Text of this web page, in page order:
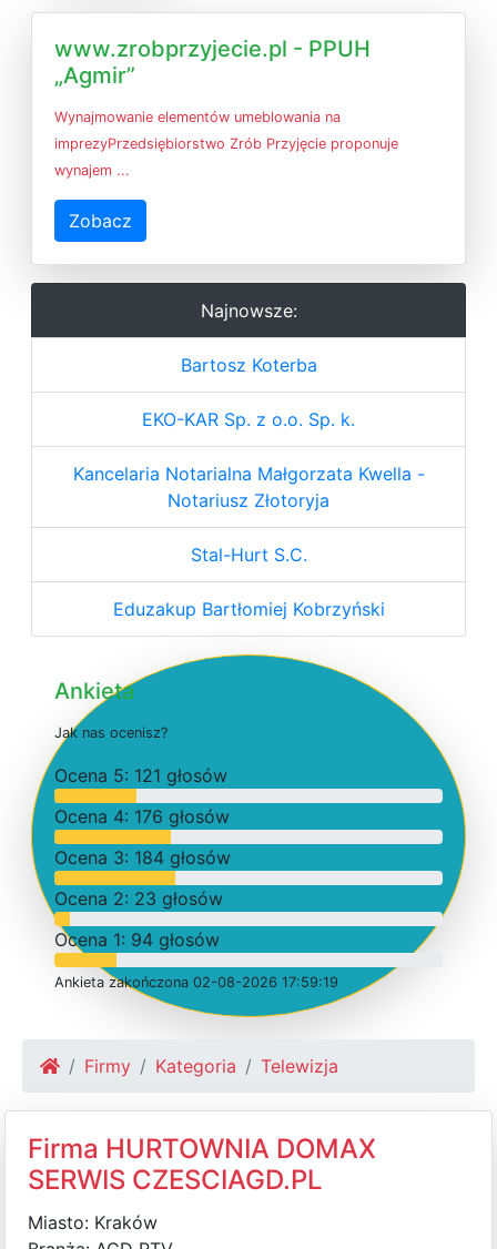
www.zrobprzyjecie.pl - PPUH
„Agmir”
Wynajmowanie elementów umeblowania na
imprezyPrzedsiębiorstwo Zrób Przyjęcie proponuje
wynajem ...
Zobacz
Najnowsze:
Bartosz Koterba
EKO-KAR Sp. z o.o. Sp. k.
Kancelaria Notarialna Małgorzata Kwella -
Notariusz Złotoryja
Stal-Hurt S.C.
Eduzakup Bartłomiej Kobrzyński
Ankieta
Jak nas ocenisz?
Ocena 5: 121 głosów
Ocena 4: 176 głosów
Ocena 3: 184 głosów
Ocena 2: 23 głosów
Ocena 1: 94 głosów
Ankieta zakończona 02-08-2026 17:59:19
Firmy Kategoria Telewizja
Firma HURTOWNIA DOMAX
SERWIS CZESCIAGD.PL
Miasto: Kraków